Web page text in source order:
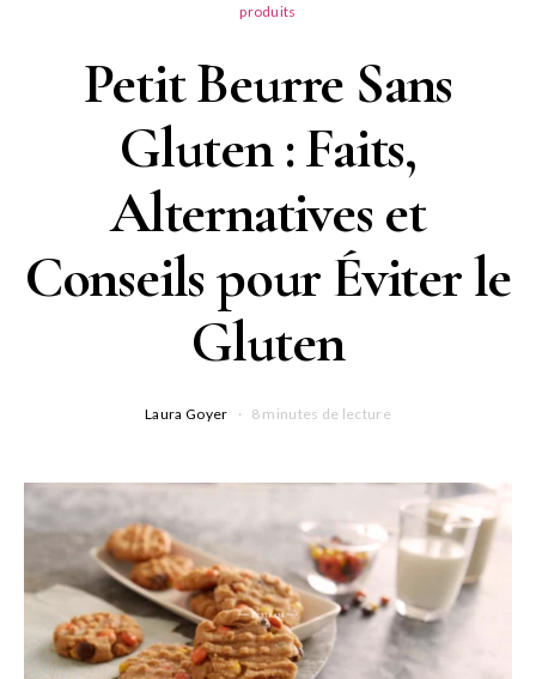
produits
Petit Beurre Sans
Gluten : Faits,
Alternatives et
Conseils pour Éviter le
Gluten
Laura Goyer 8 minutes de lecture